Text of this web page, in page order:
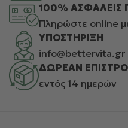
100%
Πληρώστε online
ΥΠΟΣΤΗΡΙΞΗ
info@bettervita.gr
ΔΩΡΕΑΝ
εντός 14 ημερών